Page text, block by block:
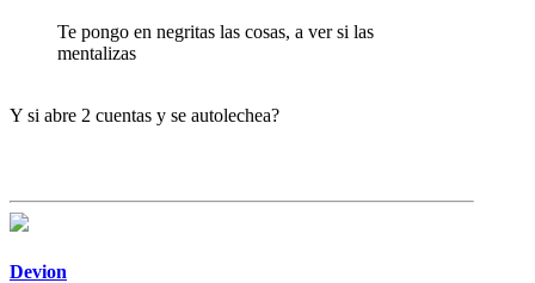
Te pongo en negritas las cosas, a ver si las
mentalizas
Y si abre 2 cuentas y se autolechea?
Devion